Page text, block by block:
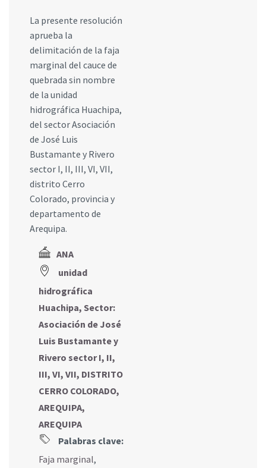
La presente resolución
aprueba la
delimitación de la faja
marginal del cauce de
quebrada sin nombre
de la unidad
hidrográfica Huachipa,
del sector Asociación
de José Luis
Bustamante y Rivero
sector I, II, III, VI, VII,
distrito Cerro
Colorado, provincia y
departamento de
Arequipa.
ANA
unidad
hidrográfica
Huachipa, Sector:
Asociación de José
Luis Bustamante y
Rivero sector I, II,
III, VI, VII, DISTRITO
CERRO COLORADO,
AREQUIPA,
AREQUIPA
Palabras clave:
Faja marginal,